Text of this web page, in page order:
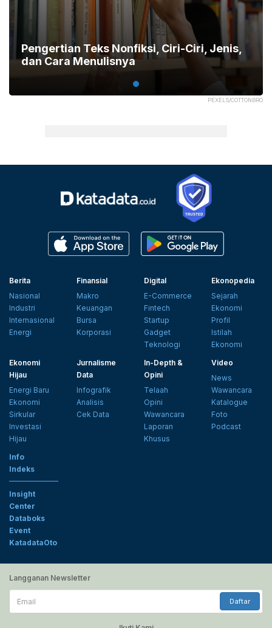
PEXELS/COTTONBRO
Pengertian Teks Nonfiksi, Ciri-Ciri, Jenis,
dan Cara Menulisnya
Berita
Nasional
Industri
Internasional
Energi
Finansial
Makro
Keuangan
Bursa
Korporasi
Digital
E-Commerce
Fintech
Startup
Gadget
Teknologi
Ekonopedia
Sejarah
Ekonomi
Profil
Istilah
Ekonomi
Ekonomi
Hijau
Energi Baru
Ekonomi
Sirkular
Investasi
Hijau
Jurnalisme
Data
Infografik
Analisis
Cek Data
In-Depth &
Opini
Telaah
Opini
Wawancara
Laporan
Khusus
Video
News
Wawancara
Katalogue
Foto
Podcast
Info
Indeks
Insight
Center
Databoks
Event
KatadataOto
Langganan Newsletter
Email
Daftar